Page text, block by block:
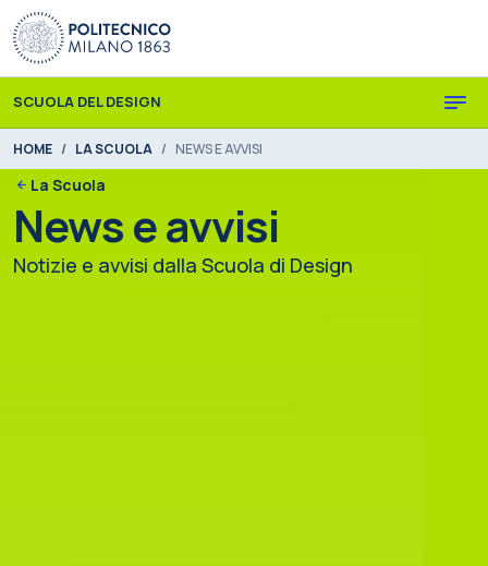
Skip to main content
Skip to page footer
SCUOLA DEL DESIGN
You are here:
HOME LA SCUOLA NEWS E AVVISI
La Scuola
News e avvisi
Notizie e avvisi dalla Scuola di Design